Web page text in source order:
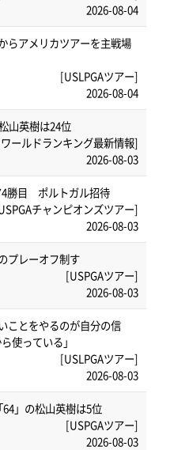
2026-08-04
らアメリカツアーを主戦場
[USLPGAツアー]
2026-08-04
山英樹は24位
ールドランキング最新情報]
2026-08-03
4勝目 ポルトガル招待
チャンピオンズツアー]
2026-08-03
プレーオフ制す
[USPGAツアー]
2026-08-03
ことをやるのが自分の信
使っている」
[USLPGAツアー]
2026-08-03
」の松山英樹は5位
[USPGAツアー]
2026-08-03